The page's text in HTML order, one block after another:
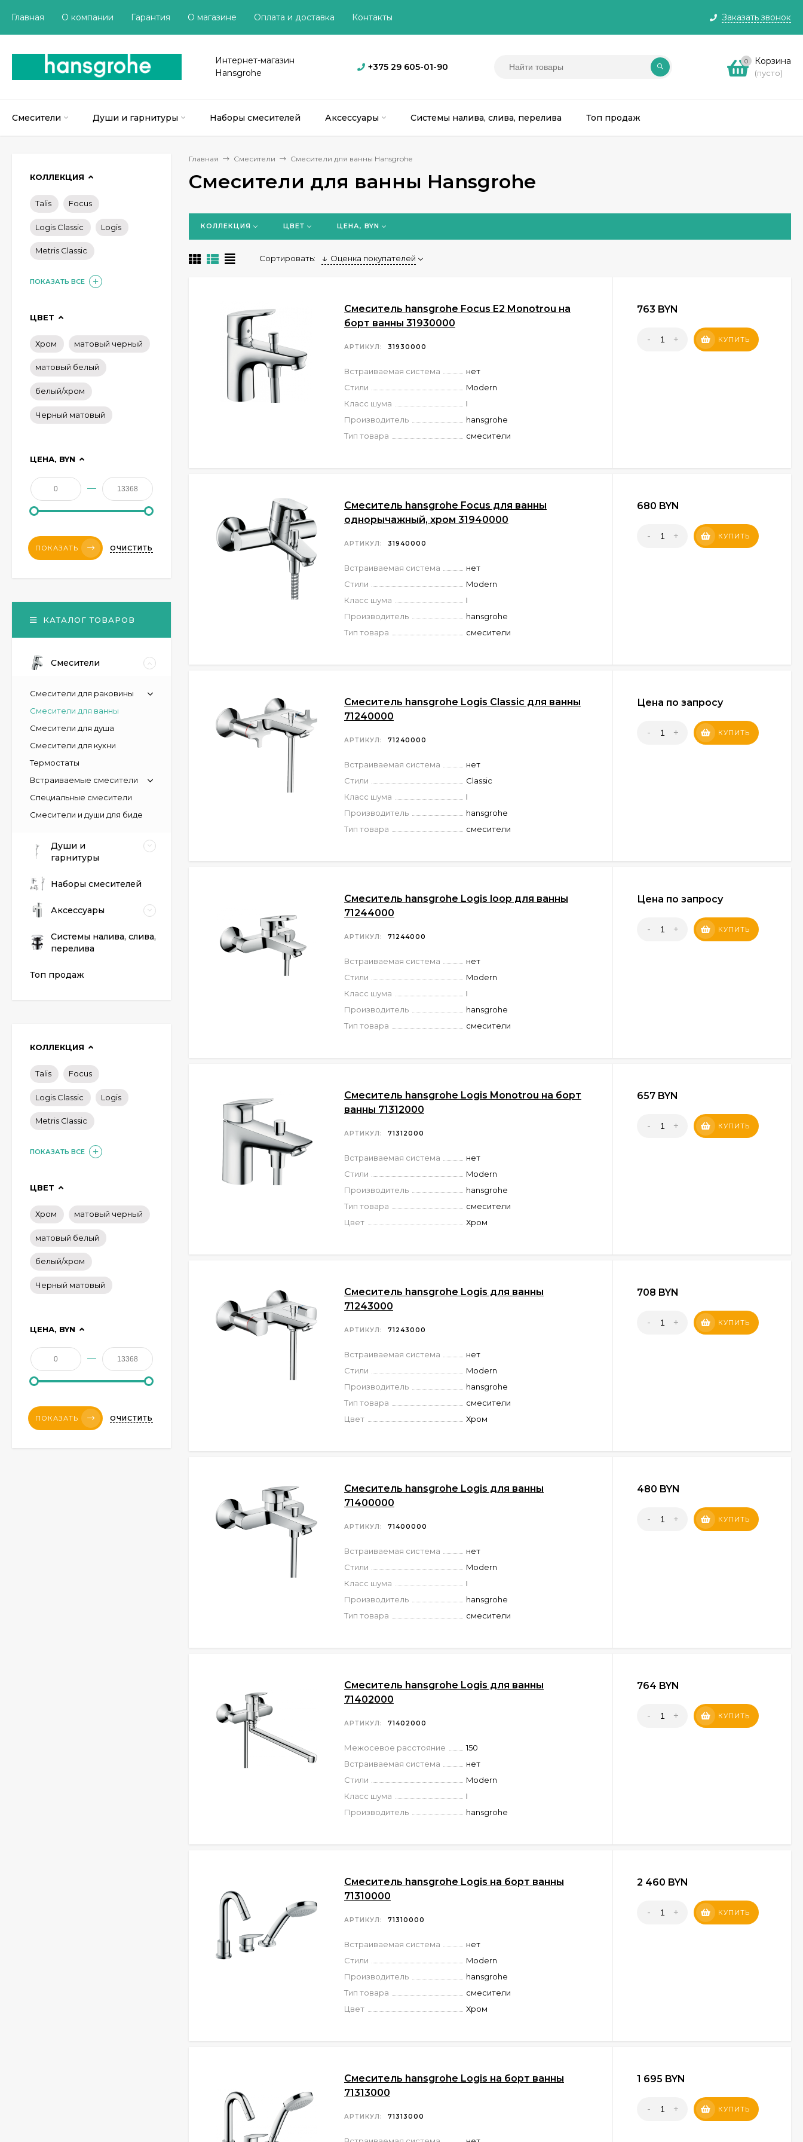
Заказать звонок
Главная О компании Гарантия О магазине Оплата и доставка Контакты
Интернет-магазин
Hansgrohe
+375 29 605-01-90
0 Корзина
(пусто)
Смесители Души и гарнитуры Наборы смесителей Аксессуары Системы налива, слива, перелива Топ продаж
Главная Смесители Смесители для ванны Hansgrohe
Смесители для ванны Hansgrohe
КОЛЛЕКЦИЯ ЦВЕТ ЦЕНА, BYN
Сортировать: Оценка покупателей
Смеситель hansgrohe Focus E2 Monotrou на
борт ванны 31930000
АРТИКУЛ: 31930000
Встраиваемая система
нет
Стили
Modern
Класс шума
I
Производитель
hansgrohe
Тип товара
смесители
763 BYN
- + КУПИТЬ
Смеситель hansgrohe Focus для ванны
однорычажный, хром 31940000
АРТИКУЛ: 31940000
Встраиваемая система
нет
Стили
Modern
Класс шума
I
Производитель
hansgrohe
Тип товара
смесители
680 BYN
- + КУПИТЬ
Смеситель hansgrohe Logis Classic для ванны
71240000
АРТИКУЛ: 71240000
Встраиваемая система
нет
Стили
Classic
Класс шума
I
Производитель
hansgrohe
Тип товара
смесители
Цена по запросу
- + КУПИТЬ
Смеситель hansgrohe Logis loop для ванны
71244000
АРТИКУЛ: 71244000
Встраиваемая система
нет
Стили
Modern
Класс шума
I
Производитель
hansgrohe
Тип товара
смесители
Цена по запросу
- + КУПИТЬ
Смеситель hansgrohe Logis Monotrou на борт
ванны 71312000
АРТИКУЛ: 71312000
Встраиваемая система
нет
Стили
Modern
Производитель
hansgrohe
Тип товара
смесители
Цвет
Хром
657 BYN
- + КУПИТЬ
Смеситель hansgrohe Logis для ванны
71243000
АРТИКУЛ: 71243000
Встраиваемая система
нет
Стили
Modern
Производитель
hansgrohe
Тип товара
смесители
Цвет
Хром
708 BYN
- + КУПИТЬ
Смеситель hansgrohe Logis для ванны
71400000
АРТИКУЛ: 71400000
Встраиваемая система
нет
Стили
Modern
Класс шума
I
Производитель
hansgrohe
Тип товара
смесители
480 BYN
- + КУПИТЬ
Смеситель hansgrohe Logis для ванны
71402000
АРТИКУЛ: 71402000
Межосевое расстояние
150
Встраиваемая система
нет
Стили
Modern
Класс шума
I
Производитель
hansgrohe
764 BYN
- + КУПИТЬ
Смеситель hansgrohe Logis на борт ванны
71310000
АРТИКУЛ: 71310000
Встраиваемая система
нет
Стили
Modern
Производитель
hansgrohe
Тип товара
смесители
Цвет
Хром
2 460 BYN
- + КУПИТЬ
Смеситель hansgrohe Logis на борт ванны
71313000
АРТИКУЛ: 71313000
1 695 BYN
- + КУПИТЬ
КОЛЛЕКЦИЯ
Talis Focus
Logis Classic Logis
Metris Classic
ПОКАЗАТЬ ВСЕ
ЦВЕТ
Хром матовый черный
матовый белый
белый/хром
Черный матовый
ЦЕНА, BYN
—
ПОКАЗАТЬ ОЧИСТИТЬ
КАТАЛОГ ТОВАРОВ
Смесители
Смесители для раковины
Смесители для ванны
Смесители для душа
Смесители для кухни
Термостаты
Встраиваемые смесители
Специальные смесители
Смесители и души для биде
Души и
гарнитуры
Наборы смесителей
Аксессуары
Системы налива, слива,
перелива
Топ продаж
КОЛЛЕКЦИЯ
Talis Focus
Logis Classic Logis
Metris Classic
ПОКАЗАТЬ ВСЕ
ЦВЕТ
Хром матовый черный
матовый белый
белый/хром
Черный матовый
ЦЕНА, BYN
—
ПОКАЗАТЬ ОЧИСТИТЬ